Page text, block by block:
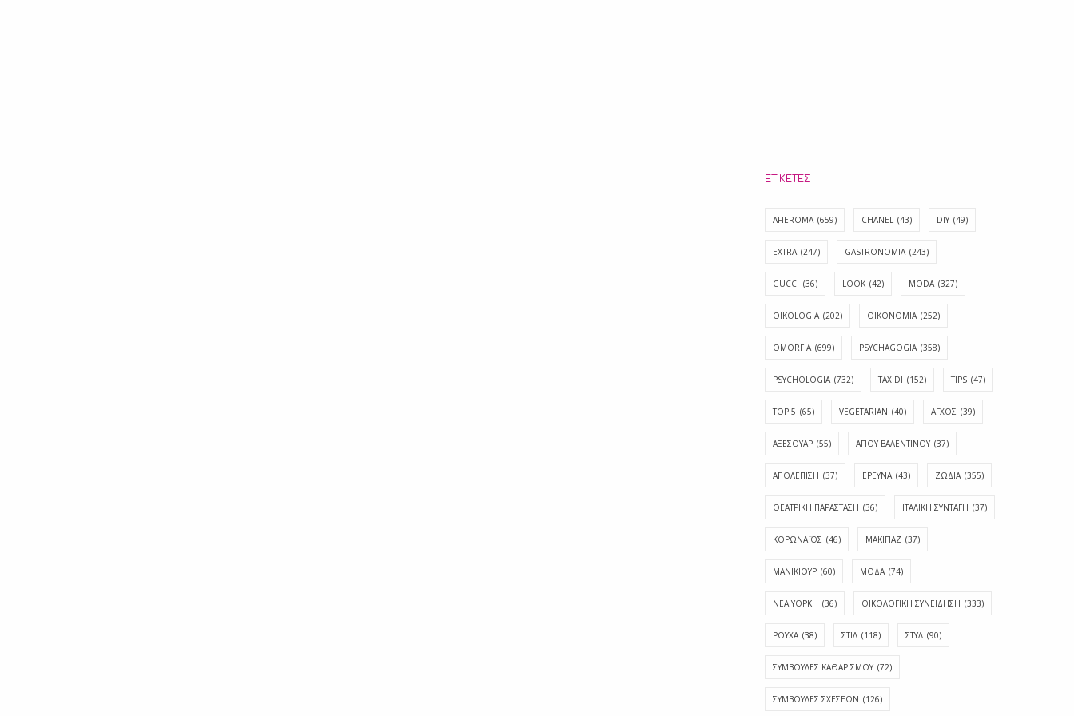
ΕΤΙΚΈΤΕΣ
AFIEROMA (659) CHANEL (43) DIY (49)
EXTRA (247) GASTRONOMIA (243)
GUCCI (36) LOOK (42) MODA (327)
OIKOLOGIA (202) OIKONOMIA (252)
OMORFIA (699) PSYCHAGOGIA (358)
PSYCHOLOGIA (732) TAXIDI (152) TIPS (47)
TOP 5 (65) VEGETARIAN (40) ΑΓΧΟΣ (39)
ΑΞΕΣΟΥΑΡ (55) ΑΓΊΟΥ ΒΑΛΕΝΤΊΝΟΥ (37)
ΑΠΟΛΈΠΙΣΗ (37) ΕΡΕΥΝΑ (43) ΖΩΔΙΑ (355)
ΘΕΑΤΡΙΚΗ ΠΑΡΑΣΤΑΣΗ (36) ΙΤΑΛΙΚΗ ΣΥΝΤΑΓΗ (37)
ΚΟΡΩΝΑΪΟΣ (46) ΜΑΚΙΓΙΑΖ (37)
ΜΑΝΙΚΙΟΥΡ (60) ΜΟΔΑ (74)
ΝΕΑ ΥΟΡΚΗ (36) ΟΙΚΟΛΟΓΙΚΗ ΣΥΝΕΙΔΗΣΗ (333)
ΡΟΥΧΑ (38) ΣΤΙΛ (118) ΣΤΥΛ (90)
ΣΥΜΒΟΥΛΕΣ ΚΑΘΑΡΙΣΜΟΥ (72)
ΣΥΜΒΟΥΛΕΣ ΣΧΕΣΕΩΝ (126)